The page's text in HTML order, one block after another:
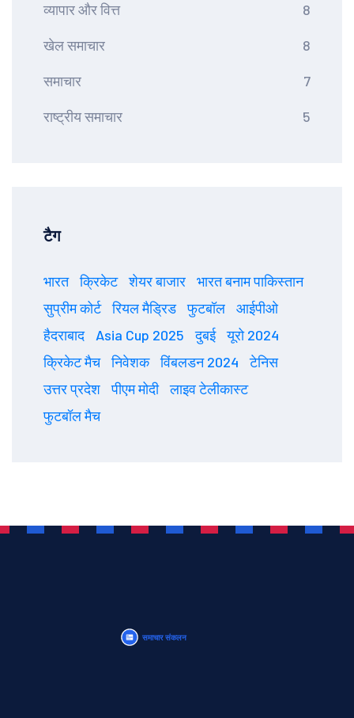
व्यापार और वित्त 8
खेल समाचार 8
समाचार 7
राष्ट्रीय समाचार 5
टैग
भारत क्रिकेट शेयर बाजार
भारत बनाम पाकिस्तान
सुप्रीम कोर्ट
रियल मैड्रिड फुटबॉल
आईपीओ
हैदराबाद
Asia Cup 2025 दुबई
यूरो 2024
क्रिकेट मैच
निवेशक विंबलडन 2024
टेनिस
उत्तर प्रदेश
पीएम मोदी
लाइव टेलीकास्ट
फुटबॉल मैच